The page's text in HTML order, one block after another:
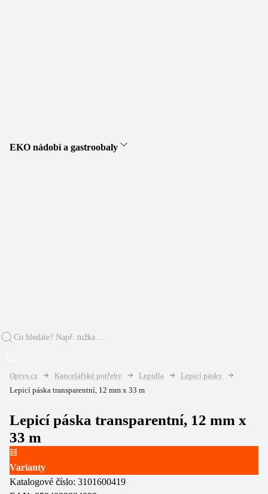
EKO nádobí a gastroobaly
Optys.cz Kancelářské potřeby Lepidla
Lepicí pásky
Lepicí páska transparentní, 12 mm x 33 m
Lepicí páska transparentní, 12 mm x
33 m
Varianty
Katalogové číslo: 3101600419